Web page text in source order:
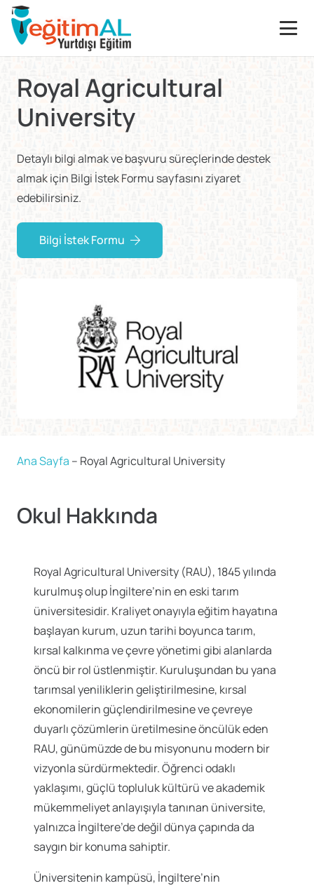
Royal Agricultural
University
Detaylı bilgi almak ve başvuru süreçlerinde destek
almak için Bilgi İstek Formu sayfasını ziyaret
edebilirsiniz.
Bilgi İstek Formu
Ana Sayfa – Royal Agricultural University
Okul Hakkında
Royal Agricultural University (RAU), 1845 yılında
kurulmuş olup İngiltere’nin en eski tarım
üniversitesidir. Kraliyet onayıyla eğitim hayatına
başlayan kurum, uzun tarihi boyunca tarım,
kırsal kalkınma ve çevre yönetimi gibi alanlarda
öncü bir rol üstlenmiştir. Kuruluşundan bu yana
tarımsal yeniliklerin geliştirilmesine, kırsal
ekonomilerin güçlendirilmesine ve çevreye
duyarlı çözümlerin üretilmesine öncülük eden
RAU, günümüzde de bu misyonunu modern bir
vizyonla sürdürmektedir. Öğrenci odaklı
yaklaşımı, güçlü topluluk kültürü ve akademik
mükemmeliyet anlayışıyla tanınan üniversite,
yalnızca İngiltere’de değil dünya çapında da
saygın bir konuma sahiptir.
Üniversitenin kampüsü, İngiltere’nin